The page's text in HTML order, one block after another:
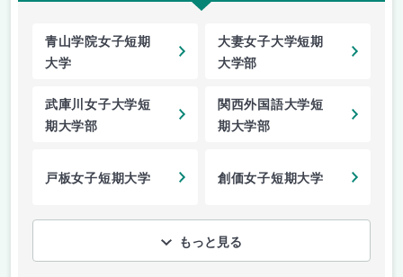
青山学院女子短期
大学
大妻女子大学短期
大学部
武庫川女子大学短
期大学部
関西外国語大学短
期大学部
戸板女子短期大学 創価女子短期大学
もっと見る